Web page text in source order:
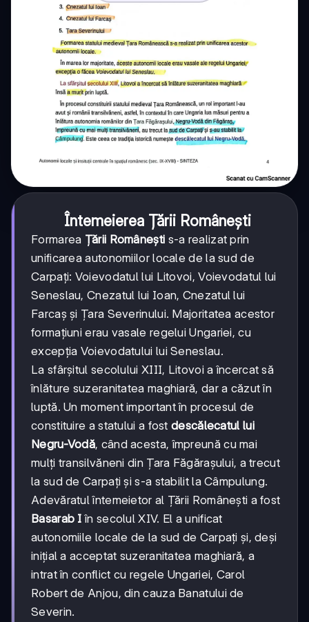
Întemeierea Țării Românești
Formarea Țării Românești s-a realizat prin
unificarea autonomiilor locale de la sud de
Carpați: Voievodatul lui Litovoi, Voievodatul lui
Seneslau, Cnezatul lui Ioan, Cnezatul lui
Farcaș și Țara Severinului. Majoritatea acestor
formațiuni erau vasale regelui Ungariei, cu
excepția Voievodatului lui Seneslau.
La sfârșitul secolului XIII, Litovoi a încercat să
înlăture suzeranitatea maghiară, dar a căzut în
luptă. Un moment important în procesul de
constituire a statului a fostdescălecatul lui
Negru-Vodă, când acesta, împreună cu mai
mulți transilvăneni din Țara Făgărașului, a trecut
la sud de Carpați și s-a stabilit la Câmpulung.
Adevăratul întemeietor al Țării Românești a fost
Basarab I în secolul XIV. El a unificat
autonomiile locale de la sud de Carpați și, deși
inițial a acceptat suzeranitatea maghiară, a
intrat în conflict cu regele Ungariei, Carol
Robert de Anjou, din cauza Banatului de
Severin.